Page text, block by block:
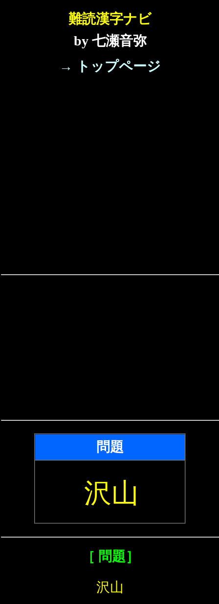
難読漢字ナビ
by 七瀬音弥
→ トップページ
問題
沢山
［ 問題］
沢山